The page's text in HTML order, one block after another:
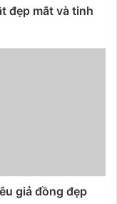
đẹp mắt và tinh
giả đồng đẹp